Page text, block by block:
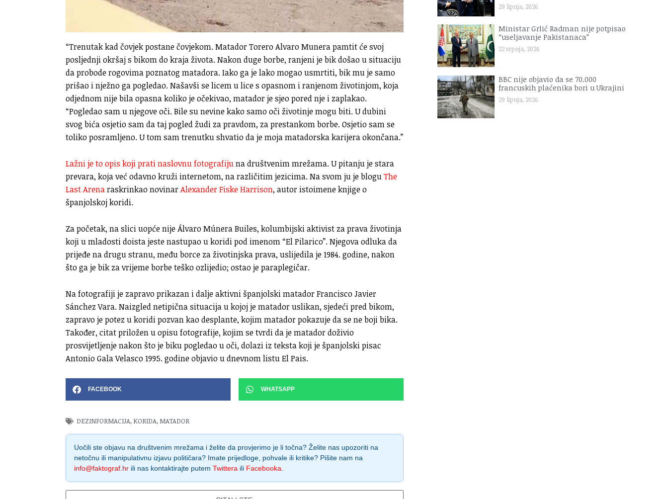
“Trenutak kad čovjek postane čovjekom. Matador Torero Alvaro Munera pamtit će svoj
posljednji okršaj s bikom do kraja života. Nakon duge borbe, ranjeni je bik došao u situaciju
da probode rogovima poznatog matadora. Iako ga je lako mogao usmrtiti, bik mu je samo
prišao i nježno ga pogledao. Našavši se licem u lice s opasnom i ranjenom životinjom, koja
odjednom nije bila opasna koliko je očekivao, matador je sjeo pored nje i zaplakao.
“Pogledao sam u njegove oči. Bile su nevine kako samo oči životinje mogu biti. U dubini
svog bića osjetio sam da taj pogled žudi za pravdom, za prestankom borbe. Osjetio sam se
toliko posramljeno. U tom sam trenutku shvatio da je moja matadorska karijera okončana.”
Lažni je to opis koji prati naslovnu fotografijuna društvenim mrežama. U pitanju je stara
prevara, koja već odavno kruži internetom, na različitim jezicima. Na svom ju je bloguThe
Last Arenaraskrinkao novinarAlexander Fiske Harrison, autor istoimene knjige o
španjolskoj koridi.
Za početak, na slici uopće nije Álvaro Múnera Builes, kolumbijski aktivist za prava životinja
koji u mladosti doista jeste nastupao u koridi pod imenom “El Pilarico”. Njegova odluka da
prijeđe na drugu stranu, među borce za životinjska prava, uslijedila je 1984. godine, nakon
što ga je bik za vrijeme borbe teško ozlijedio; ostao je paraplegičar.
Na fotografiji je zapravo prikazan i dalje aktivni španjolski matador Francisco Javier
Sánchez Vara. Naizgled netipična situacija u kojoj je matador uslikan, sjedeći pred bikom,
zapravo je potez u koridi pozvan kao desplante, kojim matador pokazuje da se ne boji bika.
Također, citat priložen u opisu fotografije, kojim se tvrdi da je matador doživio
prosvijetljenje nakon što je biku pogledao u oči, dolazi iz teksta koji je španjolski pisac
Antonio Gala Velasco 1995. godine objavio u dnevnom listu El Pais.
FACEBOOK WHATSAPP
DEZINFORMACIJA, KORIDA, MATADOR
Uočili ste objavu na društvenim mrežama i želite da provjerimo je li točna? Želite nas upozoriti na
netočnu ili manipulativnu izjavu političara? Imate prijedloge, pohvale ili kritike? Pišite nam na
info@faktograf.hr ili nas kontaktirajte putem Twittera ili Facebooka
29 lipnja, 2026
Ministar Grlić Radman nije potpisao
“useljavanje Pakistanaca”
22 srpnja, 2026
BBC nije objavio da se 70.000
francuskih plaćenika bori u Ukrajini
29 lipnja, 2026